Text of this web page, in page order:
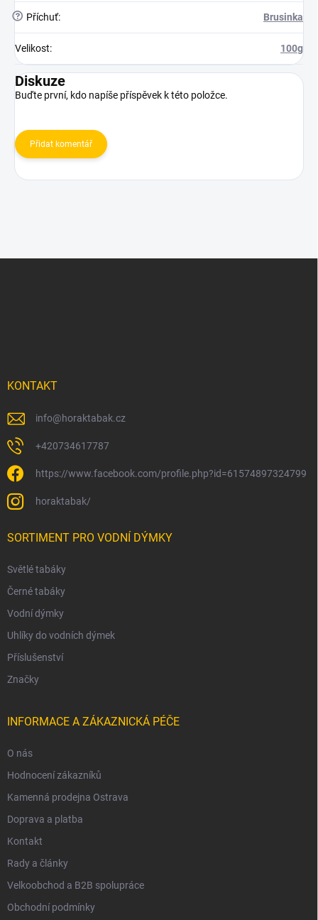
? Příchuť: Brusinka
Velikost: 100g
Diskuze
Buďte první, kdo napíše příspěvek k této položce.
Přidat komentář
KONTAKT
info@horaktabak.cz
+420734617787
https://www.facebook.com/profile.php?id=61574897324799
horaktabak/
SORTIMENT PRO VODNÍ DÝMKY
Světlé tabáky
Černé tabáky
Vodní dýmky
Uhlíky do vodních dýmek
Příslušenství
Značky
INFORMACE A ZÁKAZNICKÁ PÉČE
O nás
Hodnocení zákazníků
Kamenná prodejna Ostrava
Doprava a platba
Kontakt
Rady a články
Velkoobchod a B2B spolupráce
Obchodní podmínky